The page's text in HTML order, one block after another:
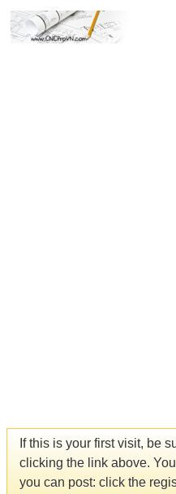
If this is your first visit, be
clicking the link above.
you can post: click the